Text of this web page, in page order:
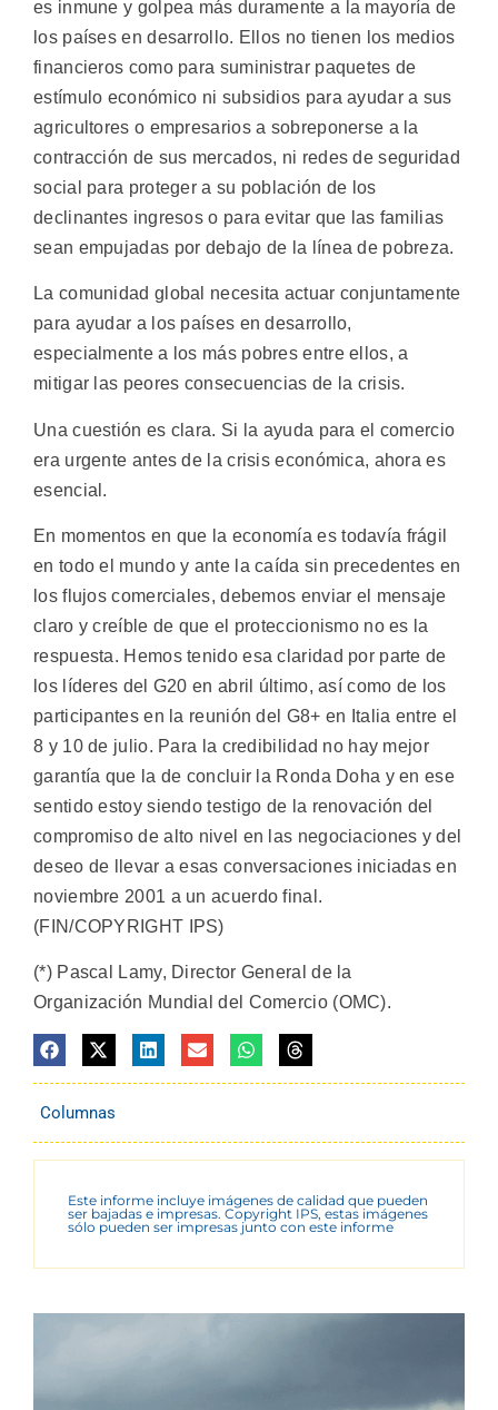
es inmune y golpea más duramente a la mayoría de
los países en desarrollo. Ellos no tienen los medios
financieros como para suministrar paquetes de
estímulo económico ni subsidios para ayudar a sus
agricultores o empresarios a sobreponerse a la
contracción de sus mercados, ni redes de seguridad
social para proteger a su población de los
declinantes ingresos o para evitar que las familias
sean empujadas por debajo de la línea de pobreza.
La comunidad global necesita actuar conjuntamente
para ayudar a los países en desarrollo,
especialmente a los más pobres entre ellos, a
mitigar las peores consecuencias de la crisis.
Una cuestión es clara. Si la ayuda para el comercio
era urgente antes de la crisis económica, ahora es
esencial.
En momentos en que la economía es todavía frágil
en todo el mundo y ante la caída sin precedentes en
los flujos comerciales, debemos enviar el mensaje
claro y creíble de que el proteccionismo no es la
respuesta. Hemos tenido esa claridad por parte de
los líderes del G20 en abril último, así como de los
participantes en la reunión del G8+ en Italia entre el
8 y 10 de julio. Para la credibilidad no hay mejor
garantía que la de concluir la Ronda Doha y en ese
sentido estoy siendo testigo de la renovación del
compromiso de alto nivel en las negociaciones y del
deseo de llevar a esas conversaciones iniciadas en
noviembre 2001 a un acuerdo final.
(FIN/COPYRIGHT IPS)
(*) Pascal Lamy, Director General de la
Organización Mundial del Comercio (OMC).
Columnas
Este informe incluye imágenes de calidad que pueden
ser bajadas e impresas. Copyright IPS, estas imágenes
sólo pueden ser impresas junto con este informe